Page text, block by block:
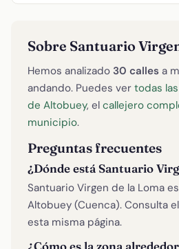
Sobre Santuario
Hemos analizado 30 calles a
andando. Puedes ver todas
de Altobuey, el callejero
municipio.
Preguntas frecuentes
¿Dónde está Santuario
Santuario Virgen de la Loma
Altobuey (Cuenca). Consulta
esta misma página.